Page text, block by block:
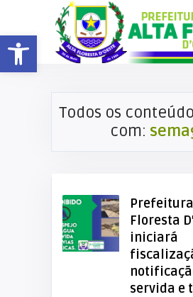
Barra de Ferramentas Aberta
Todos os
com:
Floresta
iniciará
servida e